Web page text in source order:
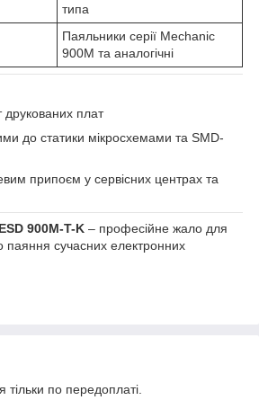
типа
Паяльники серії Mechanic
900M та аналогічні
плат
до статики мікросхемами та SMD-
припоєм у сервісних центрах та
900M-T-K – професійне жало для
паяння сучасних електронних
тільки по передоплаті.